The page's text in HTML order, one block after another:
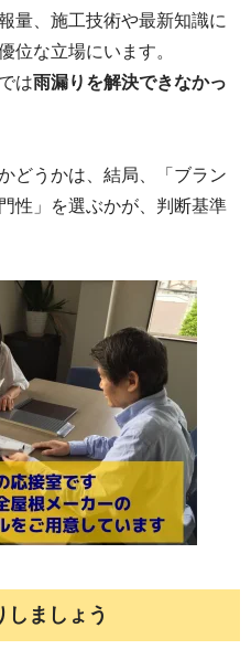
量、施工技術や最新知識に
位な立場にいます。
は雨漏りを解決できなかっ
どうかは、結局、「ブラン
性」を選ぶかが、判断基準
しましょう